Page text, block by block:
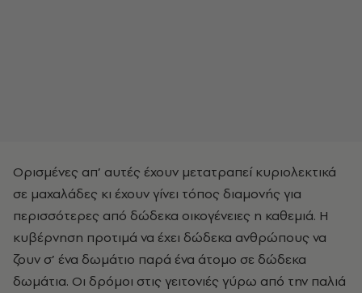
Ορισμένες απ’ αυτές έχουν μετατραπεί κυριολεκτικά
σε μαχαλάδες κι έχουν γίνει τόπος διαμονής για
περισσότερες από δώδεκα οικογένειες η καθεμιά. Η
κυβέρνηση προτιμά να έχει δώδεκα ανθρώπους να
ζουν σ’ ένα δωμάτιο παρά ένα άτομο σε δώδεκα
δωμάτια. Οι δρόμοι στις γειτονιές γύρω από την παλιά